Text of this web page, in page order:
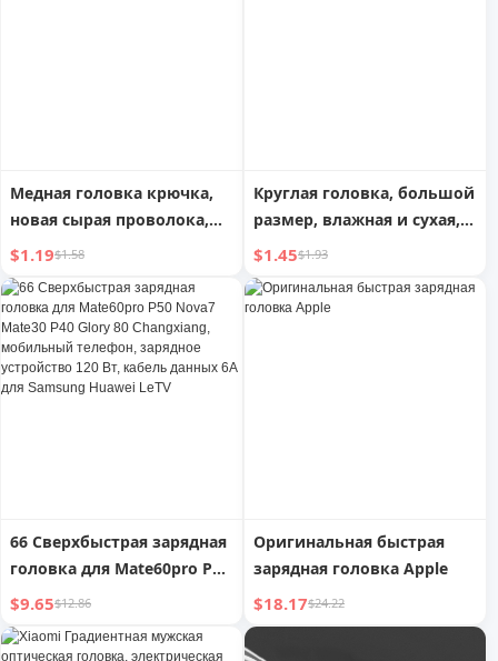
Медная головка крючка,
новая сырая проволока,
группа из семи звездных
буйков
$1.19$1.58
Круглая головка, большой
размер, влажная и сухая,
ручной отжим, водная,
нетканая ткань
$1.45$1.93
66 Сверхбыстрая зарядная
головка для Mate60pro P50
Nova7 Mate30 P40 Glory 80
Changxiang, мобильный
телефон, зарядное
$9.65$12.86
Оригинальная быстрая
зарядная головка Apple
$18.17$24.22